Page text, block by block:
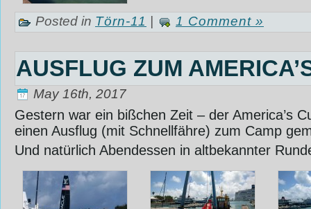
Posted in Törn-11 1 Comment »
AUSFLUG ZUM
May 16th, 2017
Gestern war ein bißchen Zeit – der America’s
einen Ausflug (mit Schnellfähre) zum Camp
Und natürlich Abendessen in altbekannter